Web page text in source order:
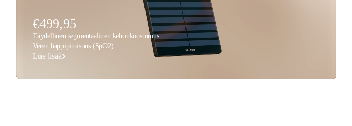
€499,95
Täydellinen segmentaalinen kehonkoostumus
Veren happipitoisuus (SpO2)
Lue lisää